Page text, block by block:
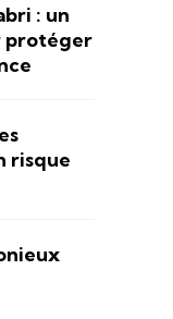
: un
protéger
risque